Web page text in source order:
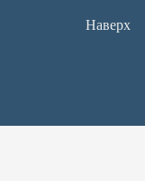
Наверх